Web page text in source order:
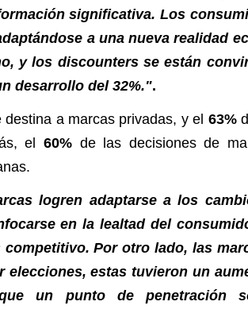
significativa. Los
a una nueva realidad
y los discounters se están
desarrollo del 32%.".
destina a marcas privadas, y el 63%
el 60%de las decisiones de
logren adaptarse a los
en la lealtad del
Por otro lado, las
estas tuvieron un
queun punto de penetración